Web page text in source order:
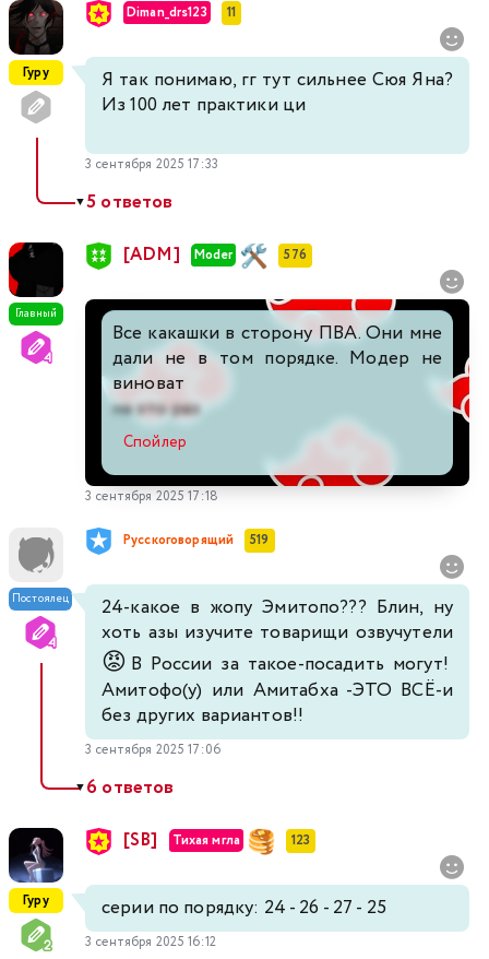
Гуру
Diman_drs123 11
Я так понимаю, гг тут сильнее Сюя Яна?
Из 100 лет практики ци
3 сентября 2025 17:33
▼5 ответов
Главный
[ADM] Moder 576
Все какашки в сторону ПВА. Они мне
дали не в том порядке. Модер не
виноват
на это раз
Спойлер
3 сентября 2025 17:18
Постоялец
Русскоговорящий 519
24-какое в жопу Эмитопо??? Блин, ну
хоть азы изучите товарищи озвучутели
😡 В России за такое-посадить могут!
Амитофо(у) или Амитабха -ЭТО ВСЁ-и
без других вариантов!!
3 сентября 2025 17:06
▼6 ответов
Гуру
[SB] Тихая мгла 123
серии по порядку: 24 - 26 - 27 - 25
3 сентября 2025 16:12